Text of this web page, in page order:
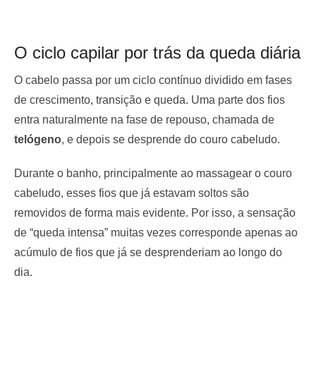
O ciclo capilar por trás da queda diária
O cabelo passa por um ciclo contínuo dividido em fases
de crescimento, transição e queda. Uma parte dos fios
entra naturalmente na fase de repouso, chamada de
telógeno, e depois se desprende do couro cabeludo.
Durante o banho, principalmente ao massagear o couro
cabeludo, esses fios que já estavam soltos são
removidos de forma mais evidente. Por isso, a sensação
de “queda intensa” muitas vezes corresponde apenas ao
acúmulo de fios que já se desprenderiam ao longo do
dia.